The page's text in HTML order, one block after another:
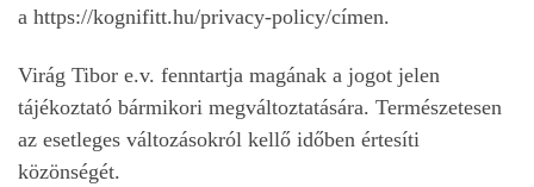
a https://kognifitt.hu/privacy-policy/címen.
Virág Tibor e.v. fenntartja magának a jogot jelen
tájékoztató bármikori megváltoztatására. Természetesen
az esetleges változásokról kellő időben értesíti
közönségét.